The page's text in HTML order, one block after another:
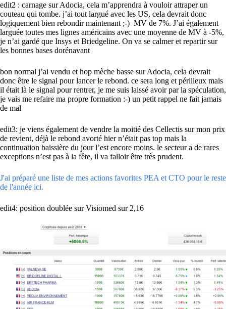
edit2 : carnage sur Adocia, cela m’apprendra à vouloir attraper un
couteau qui tombe. j’ai tout largué avec les US, cela devrait donc
logiquement bien rebondir maintenant ;-) MV de 7%. J’ai également
larguée toutes mes lignes américains avec une moyenne de MV à -5%,
je n’ai gardé que Insys et Briedgeline. On va se calmer et repartir sur
les bonnes bases dorénavant
bon normal j’ai vendu et hop mèche basse sur Adocia, cela devrait
donc être le signal pour lancer le rebond. ce sera long et périlleux mais
il était là le signal pour rentrer, je me suis laissé avoir par la spéculation,
je vais me refaire ma propre formation :-) un petit rappel ne fait jamais
de mal
edit3: je viens également de vendre la moitié des Cellectis sur mon prix
de revient, déjà le rebond avorté hier n’était pas top mais la
continuation baissière du jour l’est encore moins. le secteur a de rares
exceptions n’est pas à la fête, il va falloir être très prudent.
J'ai préparé une liste de mes actions favorites PEA et CTO pour le reste
de l'année ici.
edit4: position doublée sur Visiomed sur 2,16